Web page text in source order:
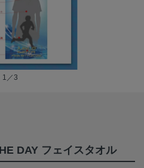
1／3
DAY フェイスタオル